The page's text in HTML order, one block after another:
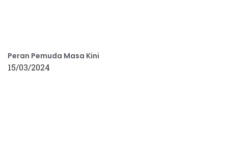
Peran Pemuda Masa Kini
15/03/2024